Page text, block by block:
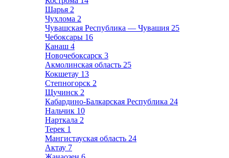
Шарья 2
Чухлома 2
Чувашская Республика — Чувашия 25
Чебоксары 16
Канаш 4
Новочебоксарск 3
Акмолинская область 25
Кокшетау 13
Степногорск 2
Щучинск 2
Кабардино-Балкарская Республика 24
Нальчик 10
Нарткала 2
Терек 1
Мангистауская область 24
Актау 7